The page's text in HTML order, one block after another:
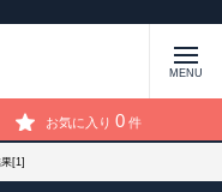
MENU
お気に入り 0 件
[1]